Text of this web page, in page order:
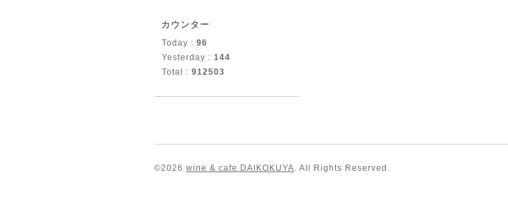
カウンター
Today : 96
Yesterday : 144
Total : 912503
©2026 wine & cafe DAIKOKUYA. All Rights Reserved.